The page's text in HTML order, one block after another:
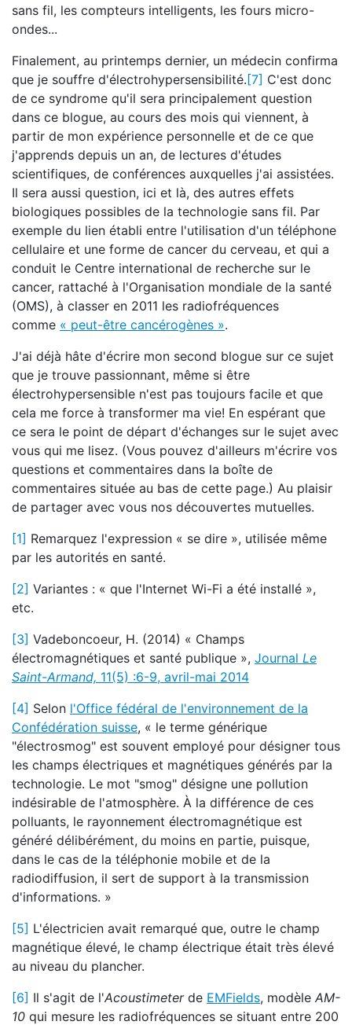
sans fil, les compteurs intelligents, les fours micro-
ondes...
Finalement, au printemps dernier, un médecin confirma
que je souffre d'électrohypersensibilité. [7] C'est donc
de ce syndrome qu'il sera principalement question
dans ce blogue, au cours des mois qui viennent, à
partir de mon expérience personnelle et de ce que
j'apprends depuis un an, de lectures d'études
scientifiques, de conférences auxquelles j'ai assistées.
Il sera aussi question, ici et là, des autres effets
biologiques possibles de la technologie sans fil. Par
exemple du lien établi entre l'utilisation d'un téléphone
cellulaire et une forme de cancer du cerveau, et qui a
conduit le Centre international de recherche sur le
cancer, rattaché à l'Organisation mondiale de la santé
(OMS), à classer en 2011 les radiofréquences
comme « peut-être cancérogènes ».
J'ai déjà hâte d'écrire mon second blogue sur ce sujet
que je trouve passionnant, même si être
électrohypersensible n'est pas toujours facile et que
cela me force à transformer ma vie! En espérant que
ce sera le point de départ d'échanges sur le sujet avec
vous qui me lisez. (Vous pouvez d'ailleurs m'écrire vos
questions et commentaires dans la boîte de
commentaires située au bas de cette page.) Au plaisir
de partager avec vous nos découvertes mutuelles.
[1] Remarquez l'expression « se dire », utilisée même
par les autorités en santé.
[2] Variantes : « que l'Internet Wi-Fi a été installé »,
etc.
[3] Vadeboncoeur, H. (2014) « Champs
électromagnétiques et santé publique », Journal Le
Saint-Armand, 11(5) :6-9, avril-mai 2014
[4] Selon l'Office fédéral de l'environnement de la
Confédération suisse, « le terme générique
"électrosmog" est souvent employé pour désigner tous
les champs électriques et magnétiques générés par la
technologie. Le mot "smog" désigne une pollution
indésirable de l'atmosphère. À la différence de ces
polluants, le rayonnement électromagnétique est
généré délibérément, du moins en partie, puisque,
dans le cas de la téléphonie mobile et de la
radiodiffusion, il sert de support à la transmission
d'informations. »
[5] L'électricien avait remarqué que, outre le champ
magnétique élevé, le champ électrique était très élevé
au niveau du plancher.
[6] Il s'agit de l'Acoustimeterde EMFields, modèle AM-
10 qui mesure les radiofréquences se situant entre 200